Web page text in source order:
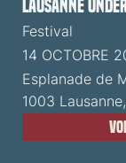
Lausanne
Festival
14 OCTOBRE
Esplanade de
1003